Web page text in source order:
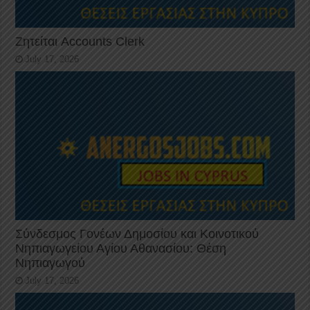
Ζητείται Accounts Clerk
July 17, 2026
Σύνδεσμος Γονέων Δημοσίου και Κοινοτικού
Νηπιαγωγείου Αγίου Αθανασίου: Θέση
Νηπιαγωγού
July 17, 2026